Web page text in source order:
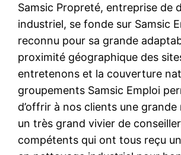
Samsic Propreté, entreprise de
industriel, se fonde sur Samsic
reconnu pour sa grande
proximité géographique des
entretenons et la couverture
groupements Samsic Emploi
d’offrir à nos clients une
un très grand vivier de
compétents qui ont tous reçu